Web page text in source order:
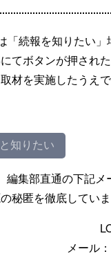
続報を知りたい」
てボタンが押された
材を実施したうえ
知りたい
集部直通の下記メ
秘匿を徹底していま
メール